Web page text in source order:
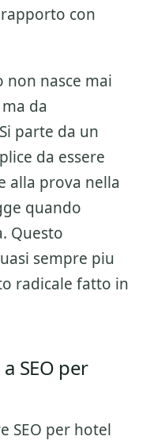
con
nasce mai
da
parte da un
da essere
alla prova nella
quando
Questo
sempre piu
radicale fatto in
SEO per
SEO per hotel